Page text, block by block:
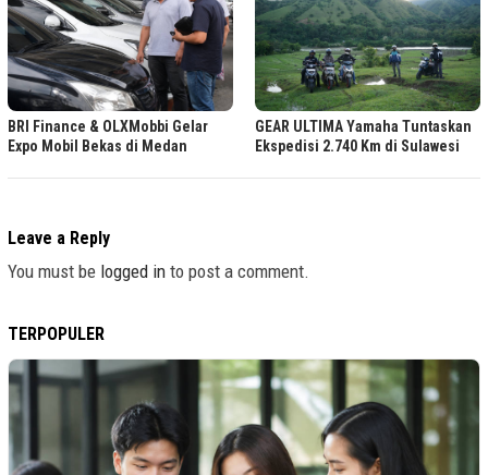
BRI Finance & OLXMobbi Gelar
Expo Mobil Bekas di Medan
GEAR ULTIMA Yamaha Tuntaskan
Ekspedisi 2.740 Km di Sulawesi
Leave a Reply
You must be logged in to post a comment.
TERPOPULER